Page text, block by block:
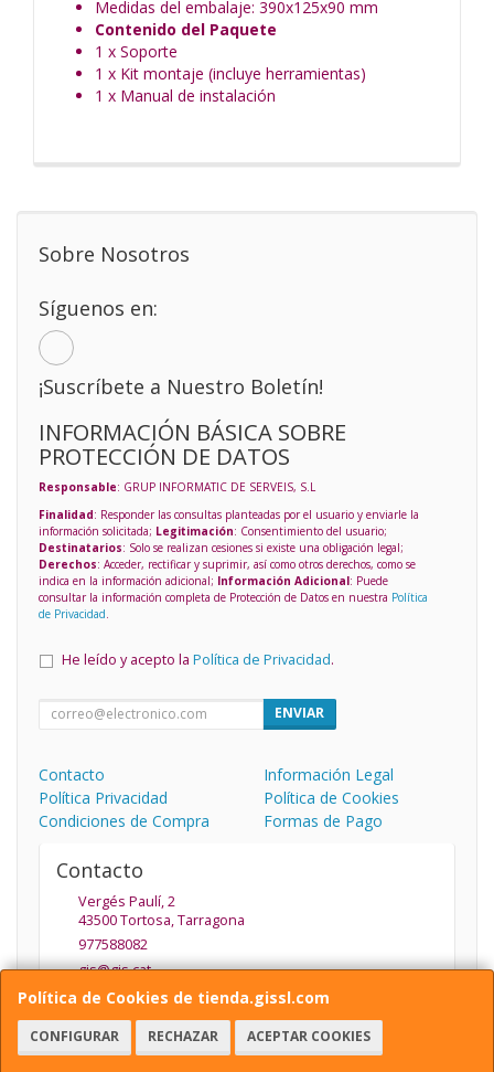
Medidas del embalaje: 390x125x90 mm
Contenido del Paquete
1 x Soporte
1 x Kit montaje (incluye herramientas)
1 x Manual de instalación
Política de Cookies de tienda.gissl.com
CONFIGURAR RECHAZAR ACEPTAR COOKIES
Sobre Nosotros
Síguenos en:
¡Suscríbete a Nuestro Boletín!
INFORMACIÓN BÁSICA SOBRE
PROTECCIÓN DE DATOS
Responsable: GRUP INFORMATIC DE SERVEIS, S.L
Finalidad: Responder las consultas planteadas por el usuario y enviarle la
información solicitada; Legitimación: Consentimiento del usuario;
Destinatarios: Solo se realizan cesiones si existe una obligación legal;
Derechos: Acceder, rectificar y suprimir, así como otros derechos, como se
indica en la información adicional; Información Adicional: Puede
consultar la información completa de Protección de Datos en nuestra Política
de Privacidad
He leído y acepto la Política de Privacidad.
ENVIAR
Contacto
Información Legal
Política Privacidad
Política de Cookies
Condiciones de Compra
Formas de Pago
Contacto
Vergés Paulí, 2
43500Tortosa,Tarragona
977588082
gis@gis.cat
Horario